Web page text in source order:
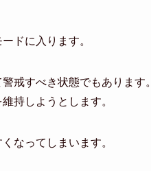
ドに入ります。
戒すべき状態でもあります
持しようとします。
なってしまいます。